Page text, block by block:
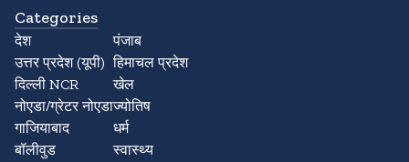
Categories
देश
उत्तर प्रदेश (यूपी)
दिल्ली NCR
नोएडा/ग्रेटर नोएडा
गाजियाबाद
बॉलीवुड
पंजाब
हिमाचल प्रदेश
खेल
ज्योतिष
धर्म
स्वास्थ्य